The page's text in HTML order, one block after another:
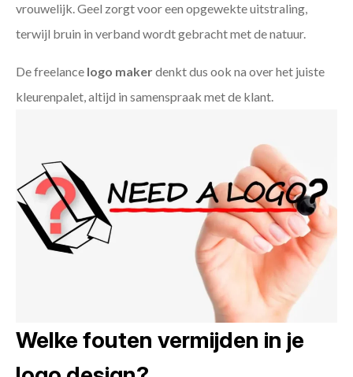
vrouwelijk. Geel zorgt voor een opgewekte uitstraling,
terwijl bruin in verband wordt gebracht met de natuur.
De freelance logo makerdenkt dus ook na over het juiste
kleurenpalet, altijd in samenspraak met de klant.
Welke fouten vermijden in je